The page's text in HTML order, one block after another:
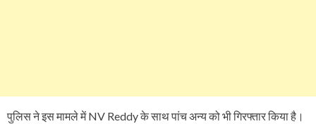
पुलिस ने इस मामले में NV Reddy के साथ पांच अन्य को भी गिरफ्तार किया है।